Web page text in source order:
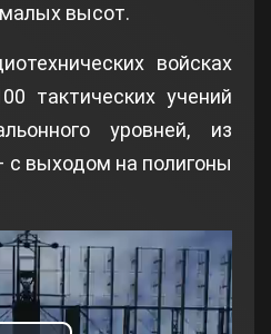
высот.
войсках
тактических учений
уровней, из
выходом на полигоны